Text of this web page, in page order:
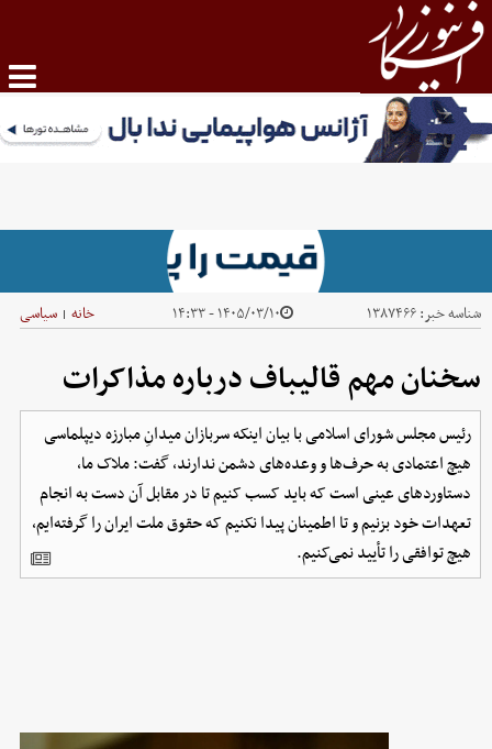
شناسه خبر:۱۳۸۷۴۶۶ ۱۴۰۵/۰۳/۱۰ - ۱۴:۳۳ خانه | سیاسی
سخنان مهم قالیباف درباره مذاکرات
رئیس مجلس شورای اسلامی با بیان اینکه سربازان میدانِ مبارزه‌ دیپلماسی
هیچ اعتمادی به حرف‌ها و وعده‌های دشمن ندارند، گفت: ملاک ما،
دستاوردهای عینی است که باید کسب کنیم تا در مقابل آن دست به انجام
تعهدات خود بزنیم و تا اطمینان پیدا نکنیم که حقوق ملت ایران را گرفته‌ایم،
هیچ توافقی را تأیید نمی‌کنیم.